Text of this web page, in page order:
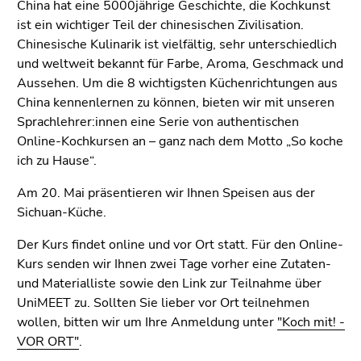
Zur
Hauptnavigation
(Zugriffstaste
3)
Zur
Unternavigation
(Zugriffstaste
4)
den
Zusatzinformationen
5)
Zu
den
Seiteneinstellungen
(Benutzer/Sprache)
(Zugriffstaste
China hat eine 5000jährige Geschichte, die Kochkunst
ist ein wichtiger Teil der chinesischen Zivilisation.
Chinesische Kulinarik ist vielfältig, sehr unterschiedlich
und weltweit bekannt für Farbe, Aroma, Geschmack und
Aussehen. Um die 8 wichtigsten Küchenrichtungen aus
China kennenlernen zu können, bieten wir mit unseren
Sprachlehrer:innen eine Serie von authentischen
Online-Kochkursen an – ganz nach dem Motto „So koche
ich zu Hause“.
Am 20. Mai präsentieren wir Ihnen Speisen aus der
Sichuan-Küche.
Der Kurs findet online und vor Ort statt. Für den Online-
Kurs senden wir Ihnen zwei Tage vorher eine Zutaten-
und Materialliste sowie den Link zur Teilnahme über
UniMEET zu. Sollten Sie lieber vor Ort teilnehmen
wollen, bitten wir um Ihre Anmeldung unter "Koch mit! -
VOR ORT".